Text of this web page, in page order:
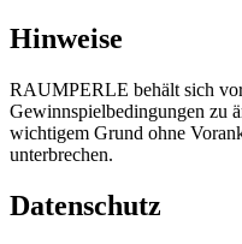
Hinweise
RAUMPERLE behält sich
Gewinnspielbedingungen zu
wichtigem Grund ohne
unterbrechen.
Datenschutz